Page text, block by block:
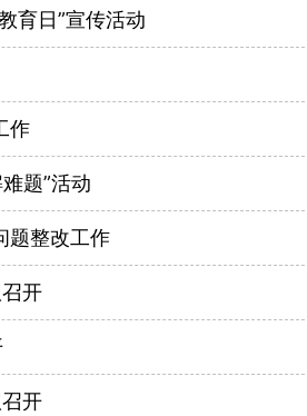
育日”宣传活动
作
题”活动
题整改工作
开
开